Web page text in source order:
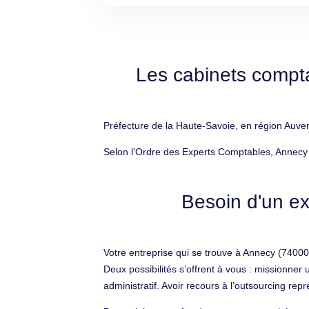
Les cabinets
Préfecture de la Haute-Savoie, en région
Selon l'Ordre des Experts Comptables,
Besoin d'un
Votre entreprise qui se trouve à Annecy
Deux possibilités s’offrent à vous :
administratif. Avoir recours à l’outsourcing